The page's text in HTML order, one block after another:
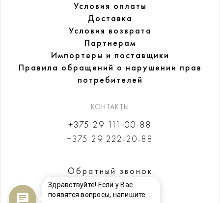
Условия оплаты
Доставка
Условия возврата
Партнерам
Импортеры и поставщики
Правила обращений о нарушении прав
потребителей
КОНТАКТЫ
+375 29 111-00-88
+375 29 222-20-88
Обратный звонок
Здравствуйте! Если у Вас
появятся вопросы, напишите